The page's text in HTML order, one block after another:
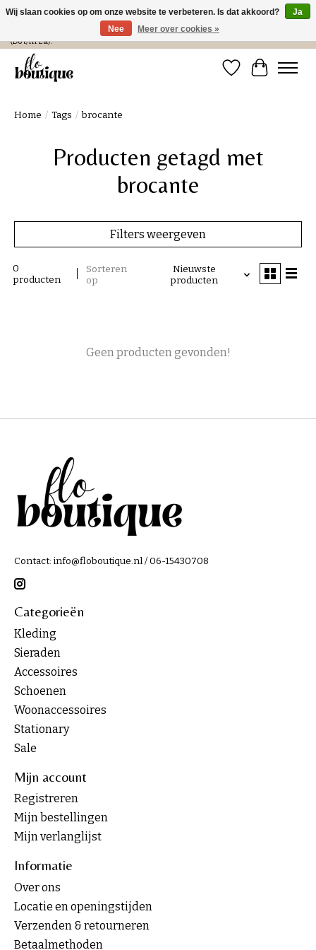
Verzending in NL € 4,99 en gratis bij een bestelling > € 100 of afhalen in de winkel
(Do t/m Za).
Verlanglijst
Home / Tags / brocante
Producten getagd met
brocante
Filters weergeven
0
producten
Sorteren
op
Nieuwste
producten
Geen producten gevonden!
Contact: info@floboutique.nl/ 06-15430708
Categorieën
Kleding
Sieraden
Accessoires
Schoenen
Woonaccessoires
Stationary
Sale
Mijn account
Registreren
Mijn bestellingen
Mijn verlanglijst
Informatie
Over ons
Locatie en openingstijden
Verzenden & retourneren
Betaalmethoden
Wij slaan cookies op om onze website te verbeteren. Is dat akkoord?
Ja
Nee
Meer over cookies »